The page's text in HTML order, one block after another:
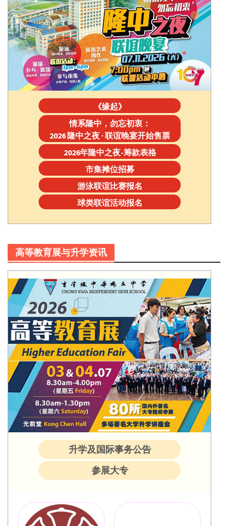
《缘起》
情系隆中，勿忘初衷：
2026 隆中之夜 · 联谊晚宴开始售票
2026年隆中之夜-筹款表格
市集摊位招募
游泳联谊比赛报名
球类联谊活动报名
高等教育展与升学资讯
升学及国际事务公告
参展大专